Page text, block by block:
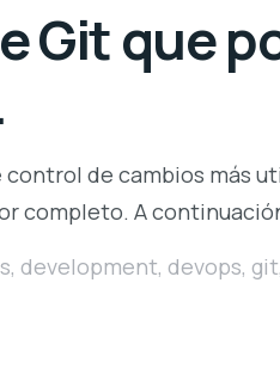
Git que
de cambios más
completo. A
, development, devops, git